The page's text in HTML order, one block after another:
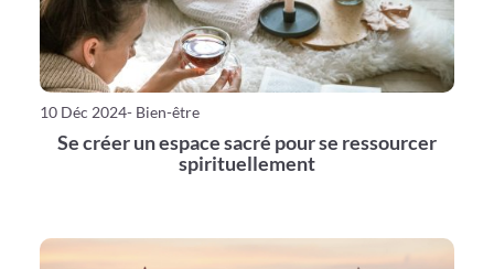
10 Déc 2024- Bien-être
Se créer un espace sacré pour se ressourcer
spirituellement